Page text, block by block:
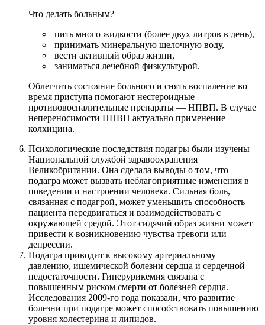
Что делать больным?
пить много жидкости (более двух литров в день),
принимать минеральную щелочную воду,
вести активный образ жизни,
заниматься лечебной физкультурой.
Облегчить состояние больного и снять воспаление во
время приступа помогают нестероидные
противовоспалительные препараты — НПВП. В случае
непереносимости НПВП актуально применение
колхицина.
Психологические последствия подагры были изучены
Национальной службой здравоохранения
Великобритании. Она сделала выводы о том, что
подагра может вызвать неблагоприятные изменения в
поведении и настроении человека. Сильная боль,
связанная с подагрой, может уменьшить способность
пациента передвигаться и взаимодействовать с
окружающей средой. Этот сидячий образ жизни может
привести к возникновению чувства тревоги или
депрессии.
Подагра приводит к высокому артериальному
давлению, ишемической болезни сердца и сердечной
недостаточности. Гиперурикемия связана с
повышенным риском смерти от болезней сердца.
Исследования 2009-го года показали, что развитие
болезни при подагре может способствовать повышению
уровня холестерина и липидов.